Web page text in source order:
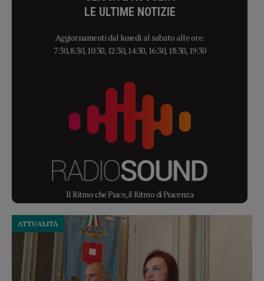
LE ULTIME NOTIZIE
Aggiornamenti dal lunedì al sabato alle ore:
7:30, 8:30, 10:30, 12:30, 14:30, 16:30, 18:30, 19:30
Il Ritmo che Piace, il Ritmo di Piacenza
ATTUALITÀ